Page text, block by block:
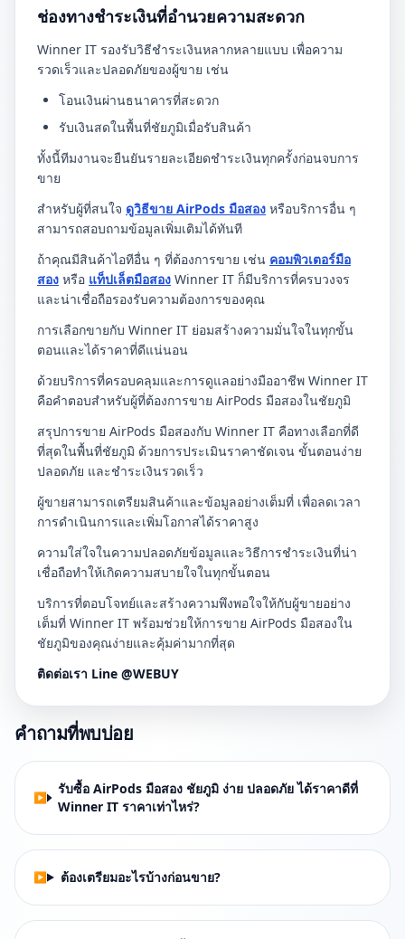
ช่องทางชำระเงินที่อำนวยความสะดวก
Winner IT รองรับวิธีชำระเงินหลากหลายแบบ เพื่อความ
รวดเร็วและปลอดภัยของผู้ขาย เช่น
โอนเงินผ่านธนาคารที่สะดวก
รับเงินสดในพื้นที่ชัยภูมิเมื่อรับสินค้า
ทั้งนี้ทีมงานจะยืนยันรายละเอียดชำระเงินทุกครั้งก่อนจบการ
ขาย
สำหรับผู้ที่สนใจ ดูวิธีขาย AirPods มือสอง หรือบริการอื่น ๆ
สามารถสอบถามข้อมูลเพิ่มเติมได้ทันที
ถ้าคุณมีสินค้าไอทีอื่น ๆ ที่ต้องการขาย เช่น คอมพิวเตอร์มือ
สอง หรือ แท็ปเล็ตมือสอง Winner IT ก็มีบริการที่ครบวงจร
และน่าเชื่อถือรองรับความต้องการของคุณ
การเลือกขายกับ Winner IT ย่อมสร้างความมั่นใจในทุกขั้น
ตอนและได้ราคาที่ดีแน่นอน
ด้วยบริการที่ครอบคลุมและการดูแลอย่างมืออาชีพ Winner IT
คือคำตอบสำหรับผู้ที่ต้องการขาย AirPods มือสองในชัยภูมิ
สรุปการขาย AirPods มือสองกับ Winner IT คือทางเลือกที่ดี
ที่สุดในพื้นที่ชัยภูมิ ด้วยการประเมินราคาชัดเจน ขั้นตอนง่าย
ปลอดภัย และชำระเงินรวดเร็ว
ผู้ขายสามารถเตรียมสินค้าและข้อมูลอย่างเต็มที่ เพื่อลดเวลา
การดำเนินการและเพิ่มโอกาสได้ราคาสูง
ความใส่ใจในความปลอดภัยข้อมูลและวิธีการชำระเงินที่น่า
เชื่อถือทำให้เกิดความสบายใจในทุกขั้นตอน
บริการที่ตอบโจทย์และสร้างความพึงพอใจให้กับผู้ขายอย่าง
เต็มที่ Winner IT พร้อมช่วยให้การขาย AirPods มือสองใน
ชัยภูมิของคุณง่ายและคุ้มค่ามากที่สุด
ติดต่อเรา Line @WEBUY
คำถามที่พบบ่อย
รับซื้อ AirPods มือสอง ชัยภูมิ ง่าย ปลอดภัย ได้ราคาดีที่
Winner IT ราคาเท่าไหร่?
ต้องเตรียมอะไรบ้างก่อนขาย?